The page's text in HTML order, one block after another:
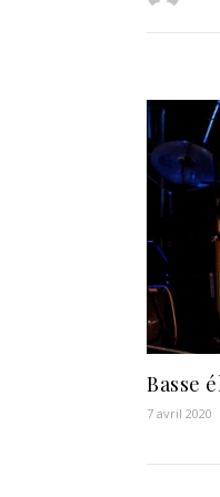
Basse
7 avril 2020